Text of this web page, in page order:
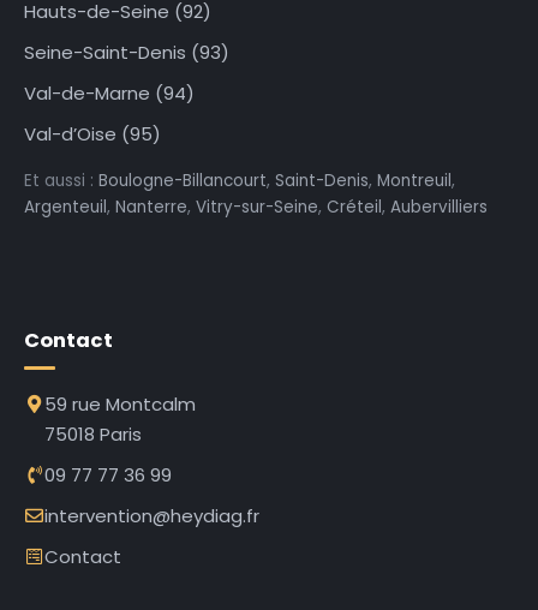
Hauts-de-Seine (92)
Seine-Saint-Denis (93)
Val-de-Marne (94)
Val-d’Oise (95)
Et aussi : Boulogne-Billancourt, Saint-Denis, Montreuil,
Argenteuil, Nanterre, Vitry-sur-Seine, Créteil, Aubervilliers
Contact
59 rue Montcalm
75018 Paris
09 77 77 36 99
intervention@heydiag.fr
Contact